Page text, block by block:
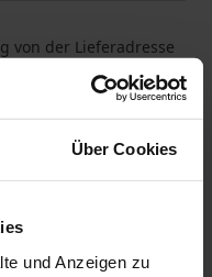
Über Cookies
und Anzeigen zu
von der Lieferadresse